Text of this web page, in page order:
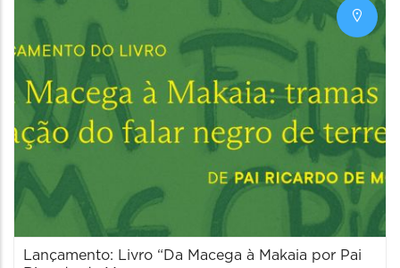
Lançamento: Livro “Da Macega à Makaia por Pai